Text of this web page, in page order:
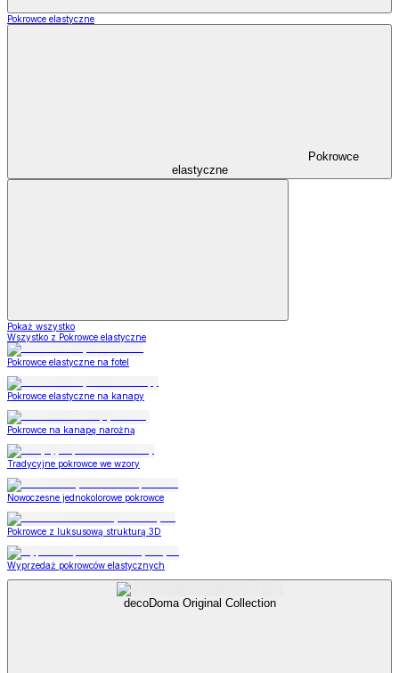
Pokrowce elastyczne
Pokrowce
elastyczne
Pokaż wszystko
Wszystko z Pokrowce elastyczne
Pokrowce elastyczne na fotel
Pokrowce elastyczne na kanapy
Pokrowce na kanapę narożną
Tradycyjne pokrowce we wzory
Nowoczesne jednokolorowe pokrowce
Pokrowce z luksusową strukturą 3D
Wyprzedaż pokrowców elastycznych
decoDoma Original Collection